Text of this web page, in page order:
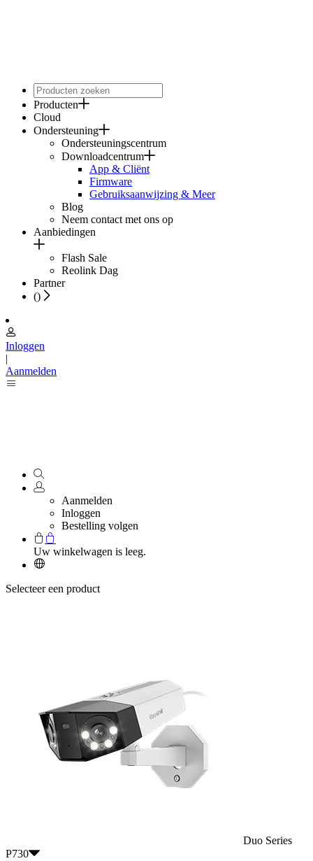
Producten
Cloud
Ondersteuning
Ondersteuningscentrum
Downloadcentrum
App & Cliënt
Firmware
Gebruiksaanwijzing & Meer
Blog
Neem contact met ons op
Aanbiedingen
Flash Sale
Reolink Dag
Partner
()
Inloggen
|
Aanmelden
Aanmelden
Inloggen
Bestelling volgen
Uw winkelwagen is leeg.
Selecteer een product
Duo Series
P730